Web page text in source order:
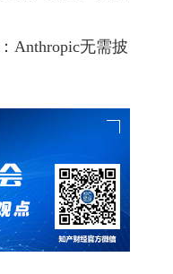
Anthropic无需披